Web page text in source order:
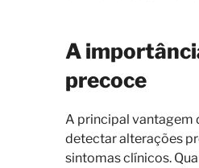
A
precoce
A principal vantagem
detectar alterações
sintomas clínicos.